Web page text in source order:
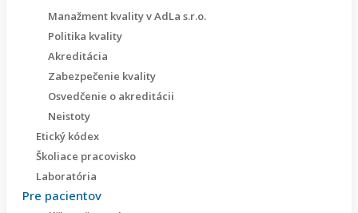
Manažment kvality v AdLa s.r.o.
Politika kvality
Akreditácia
Zabezpečenie kvality
Osvedčenie o akreditácii
Neistoty
Etický kódex
Školiace pracovisko
Laboratória
Pre pacientov